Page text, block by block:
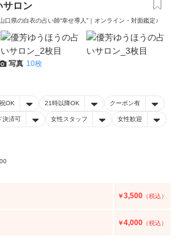
サロン
口県の白衣の占い師“幸せ導人”｜オンライン・対面鑑定♪
写真 10枚
OK 21時以降OK クーポン有
決済可 女性スタッフ 女性歓迎
￥3,500 （税込）
￥4,000 （税込）